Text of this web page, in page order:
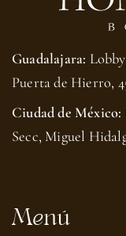
Guadalajara:
Puerta de Hierro,
Ciudad de México:
Secc, Miguel
Menú